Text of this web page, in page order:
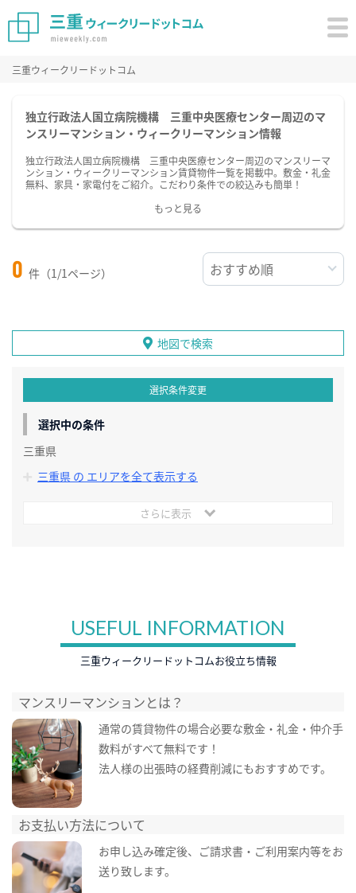
三重ウィークリードットコム
独立行政法人国立病院機構 三重中央医療センター周辺のマ
ンスリーマンション・ウィークリーマンション情報
独立行政法人国立病院機構 三重中央医療センター周辺のマンスリーマ
ンション・ウィークリーマンション賃貸物件一覧を掲載中。敷金・礼金
無料、家具・家電付をご紹介。こだわり条件での絞込みも簡単！
もっと見る
0 件（1/1ページ）
地図で検索
選択条件変更
選択中の条件
三重県
三重県 の エリアを全て表示する
さらに表示
USEFUL INFORMATION
三重ウィークリードットコムお役立ち情報
マンスリーマンションとは？
通常の賃貸物件の場合必要な敷金・礼金・仲介手
数料がすべて無料です！
法人様の出張時の経費削減にもおすすめです。
お支払い方法について
お申し込み確定後、ご請求書・ご利用案内等をお
送り致します。